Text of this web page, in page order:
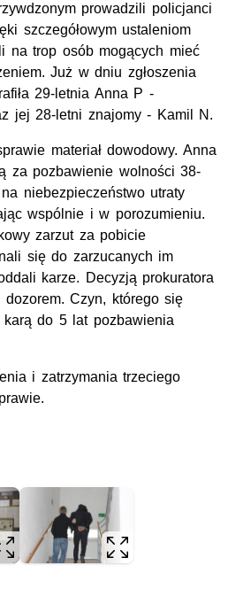
prowadzili policjanci
szczegółowym ustaleniom
na trop osób mogących mieć
Już w dniu zgłoszenia
29-letnia Anna P -
jej 28-letni znajomy - Kamil N.
materiał dowodowy. Anna
za pozbawienie wolności 38-
niebezpieczeństwo utraty
wspólnie i w porozumieniu.
zarzut za pobicie
się do zarzucanych im
karze. Decyzją prokuratora
Czyn, którego się
do 5 lat pozbawienia
i zatrzymania trzeciego